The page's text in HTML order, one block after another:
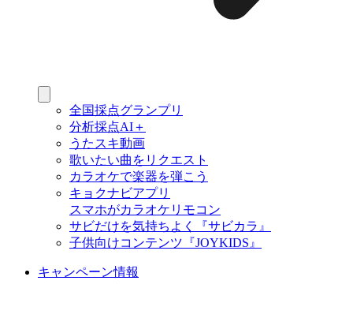
全国採点グランプリ
分析採点AI＋
うたスキ動画
歌いたい曲をリクエスト
カラオケで楽器を弾こう
キョクナビアプリ
スマホがカラオケリモコン
サビだけを気持ちよく『サビカラ』
子供向けコンテンツ『JOYKIDS』
キャンペーン情報